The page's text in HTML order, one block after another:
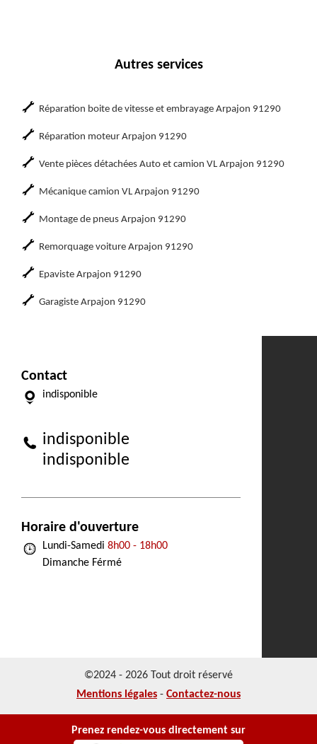
Prenez rendez-vous directement sur
Autres services
Réparation boite de vitesse et embrayage Arpajon 91290
Réparation moteur Arpajon 91290
Vente pièces détachées Auto et camion VL Arpajon 91290
Mécanique camion VL Arpajon 91290
Montage de pneus Arpajon 91290
Remorquage voiture Arpajon 91290
Epaviste Arpajon 91290
Garagiste Arpajon 91290
Contact
indisponible
indisponible
indisponible
Horaire d'ouverture
Lundi-Samedi 8h00 - 18h00
Dimanche Férmé
©2024 - 2026 Tout droit réservé
Mentions légales - Contactez-nous